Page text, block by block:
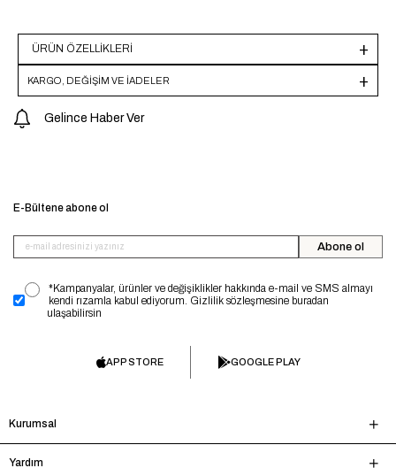
ÜRÜN ÖZELLIKLERI
KARGO, DEĞİŞİM VE İADELER
Gelince Haber Ver
E-Bültene abone ol
Abone ol
*Kampanyalar, ürünler ve değişiklikler hakkında e-mail ve SMS almayı
kendi rızamla kabul ediyorum. Gizlilik sözleşmesine buradan
ulaşabilirsin
APP STORE GOOGLE PLAY
Kurumsal
Yardım